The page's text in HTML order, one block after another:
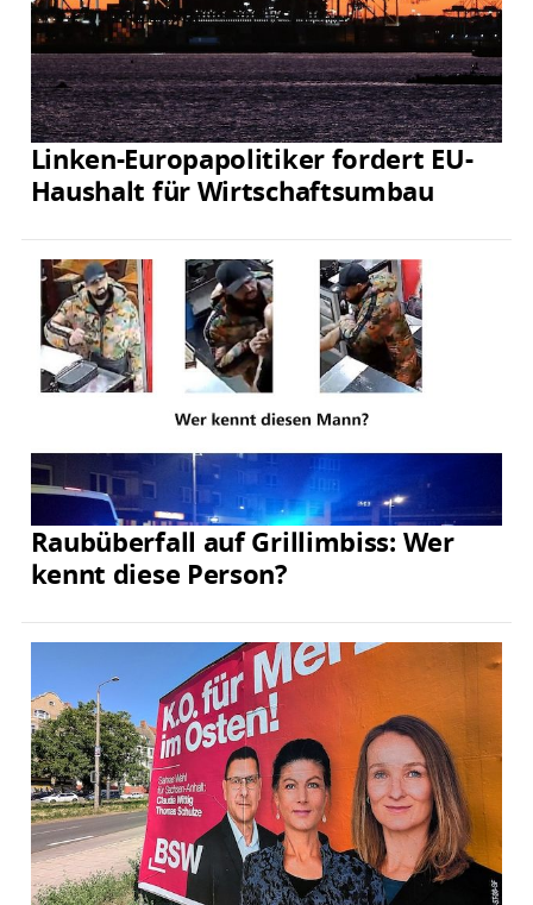
Linken-Europapolitiker fordert EU-
Haushalt für Wirtschaftsumbau
Raubüberfall auf Grillimbiss: Wer
kennt diese Person?